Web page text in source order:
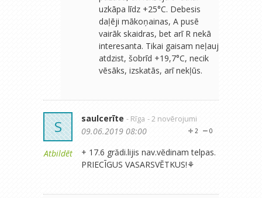
uzkāpa līdz +25°C. Debesis
daļēji mākoņainas, A pusē
vairāk skaidras, bet arī R nekā
interesanta. Tikai gaisam neļauj
atdzist, šobrīd +19,7°C, necik
vēsāks, izskatās, arī nekļūs.
S
Atbildēt
saulcerīte - Rīga - 2 novērojumi
0
2
09.06.2019 08:00
+ 17.6 grădi.lijis nav.vĕdinam telpas.
PRIECĪGUS VASARSVĔTKUS!⚘